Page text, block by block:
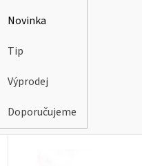
Novinka
Tip
Výprodej
Doporučujeme